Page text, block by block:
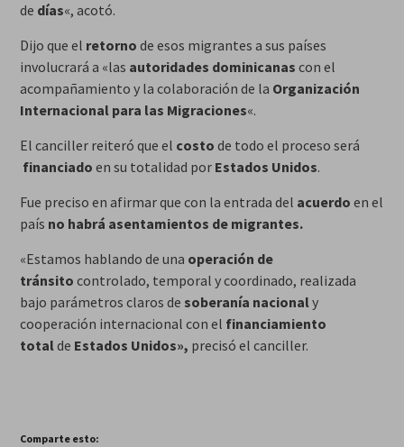
de días«, acotó.
Dijo que el retorno de esos migrantes a sus países
involucrará a «las autoridades dominicanas con el
acompañamiento y la colaboración de la Organización
Internacional para las Migraciones«.
El canciller reiteró que el costo de todo el proceso será
financiado en su totalidad por Estados Unidos.
Fue preciso en afirmar que con la entrada del acuerdo en el
país no habrá asentamientos de migrantes.
«Estamos hablando de una operación de
tránsito controlado, temporal y coordinado, realizada
bajo parámetros claros de soberanía nacionaly
cooperación internacional con el financiamiento
totalde Estados Unidos», precisó el canciller.
Comparte esto: